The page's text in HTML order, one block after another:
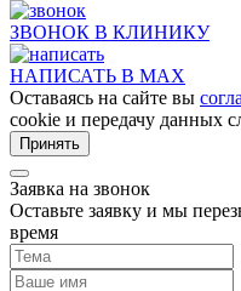
ЗВОНОК В КЛИНИКУ
НАПИСАТЬ В MAX
Оставаясь на сайте вы
cookie и передачу данных
Принять
Заявка на звонок
Оставьте заявку и мы
время